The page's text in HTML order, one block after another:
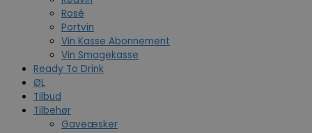
Rosé
Portvin
Vin Kasse Abonnement
Vin Smagekasse
Ready To Drink
ØL
Tilbud
Tilbehør
Gaveæsker